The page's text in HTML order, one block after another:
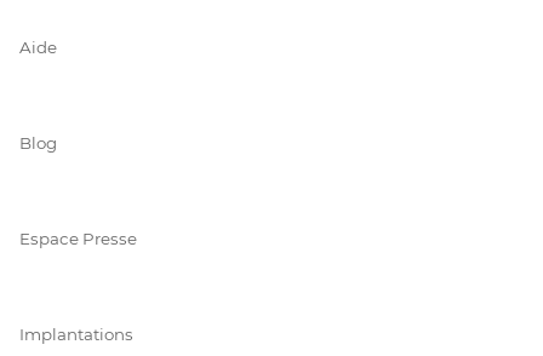
Aide
Blog
Espace Presse
Implantations